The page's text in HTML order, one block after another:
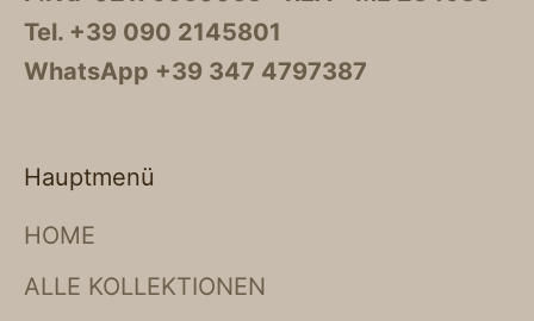
Tel. +39 090 2145801
WhatsApp +39 347 4797387
Hauptmenü
HOME
ALLE KOLLEKTIONEN